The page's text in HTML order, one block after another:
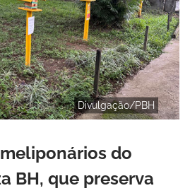
Divulgação/PBH
do
BH, que preserva